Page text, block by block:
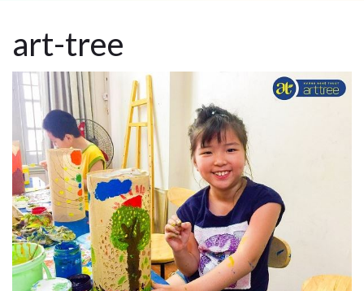
art-tree